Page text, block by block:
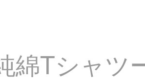
綿Tシャツ